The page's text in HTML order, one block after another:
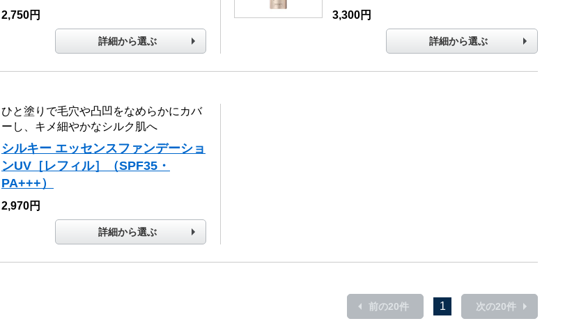
2,750円
詳細から選ぶ
3,300円
詳細から選ぶ
ひと塗りで毛穴や凸凹をなめらかにカバ
ーし、キメ細やかなシルク肌へ
シルキー エッセンスファンデーショ
ンUV［レフィル］（SPF35・
PA+++）
2,970円
詳細から選ぶ
前の20件 1 次の20件